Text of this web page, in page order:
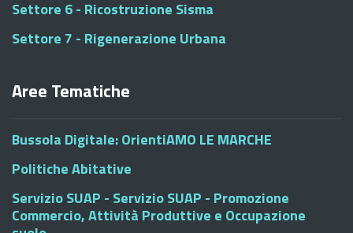
Settore 6 - Ricostruzione Sisma
Settore 7 - Rigenerazione Urbana
Aree Tematiche
Bussola Digitale: OrientiAMO LE MARCHE
Politiche Abitative
Servizio SUAP - Servizio SUAP - Promozione
Commercio, Attività Produttive e Occupazione